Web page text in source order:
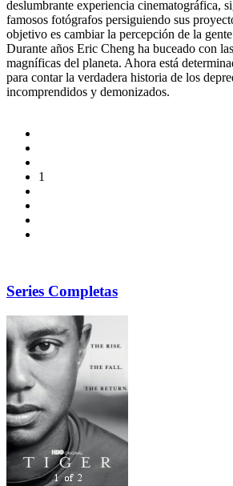
deslumbrante experiencia cinematográfica,
famosos fotógrafos persiguiendo sus
objetivo es cambiar la percepción de la
Durante años Eric Cheng ha buceado con
magníficas del planeta. Ahora está
para contar la verdadera historia de los
incomprendidos y demonizados.
1
Series Completas